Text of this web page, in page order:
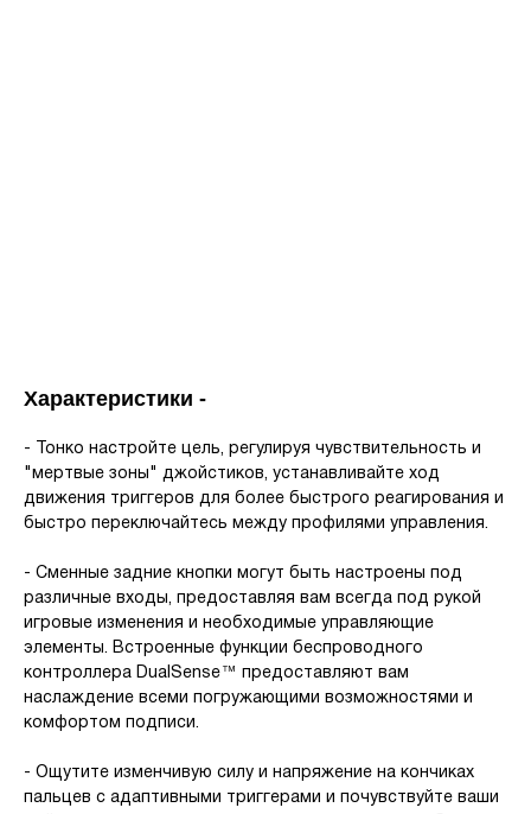
Характеристики -
- Тонко настройте цель, регулируя чувствительность и
"мертвые зоны" джойстиков, устанавливайте ход
движения триггеров для более быстрого реагирования и
быстро переключайтесь между профилями управления.
- Сменные задние кнопки могут быть настроены под
различные входы, предоставляя вам всегда под рукой
игровые изменения и необходимые управляющие
элементы. Встроенные функции беспроводного
контроллера DualSense™ предоставляют вам
наслаждение всеми погружающими возможностями и
комфортом подписи.
- Ощутите изменчивую силу и напряжение на кончиках
пальцев с адаптивными триггерами и почувствуйте ваши